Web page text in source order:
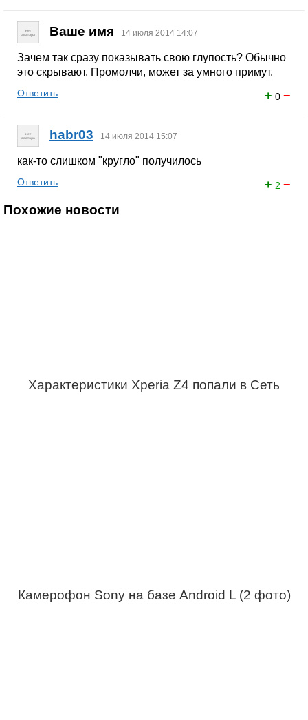
Ваше имя 14 июля 2014 14:07
Зачем так сразу показывать свою глупость? Обычно
это скрывают. Промолчи, может за умного примут.
+ 0 −
Ответить
habr03 14 июля 2014 15:07
как-то слишком "кругло" получилось
+ 2 −
Ответить
Похожие новости
Характеристики Xperia Z4 попали в Сеть
Камерофон Sony на базе Android L (2 фото)